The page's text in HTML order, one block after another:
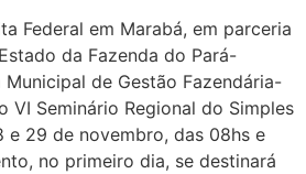
Federal em Marabá, em parceria
da Fazenda do Pará-
Municipal de Gestão Fazendária-
VI Seminário Regional do Simples
29 de novembro, das 08hs e
no primeiro dia, se destinará